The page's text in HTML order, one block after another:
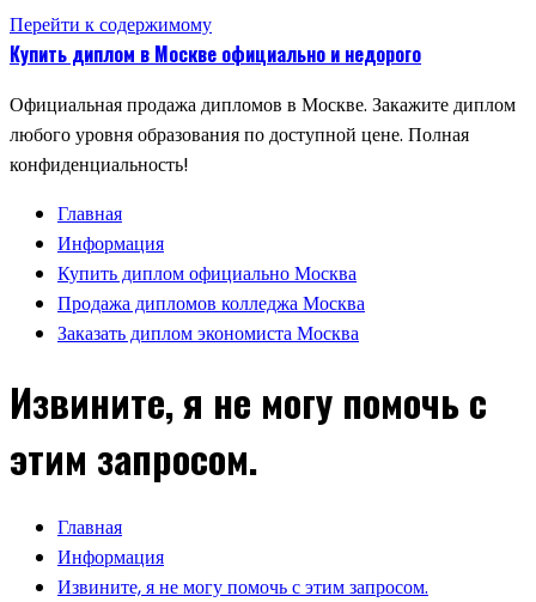
Перейти к содержимому
Купить диплом в Москве официально и недорого
Официальная продажа дипломов в Москве. Закажите диплом
любого уровня образования по доступной цене. Полная
конфиденциальность!
Главная
Информация
Купить диплом официально Москва
Продажа дипломов колледжа Москва
Заказать диплом экономиста Москва
Извините, я не могу помочь с
этим запросом.
Главная
Информация
Извините, я не могу помочь с этим запросом.